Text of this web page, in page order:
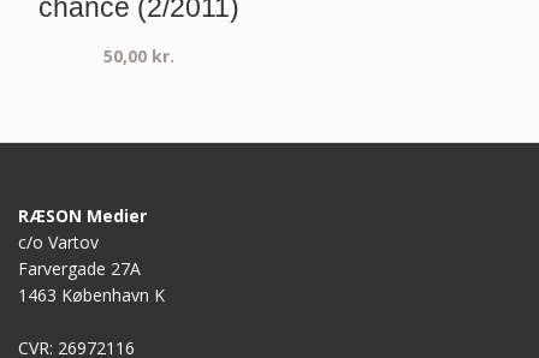
chance (2/2011)
50,00 kr.
RÆSON Medier
c/o Vartov
Farvergade 27A
1463 København K
CVR: 26972116